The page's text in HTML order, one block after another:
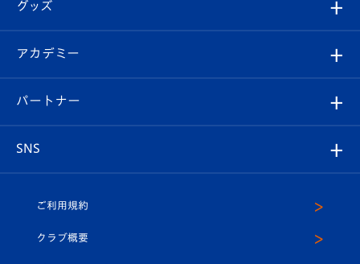
チケット
イベント
メディア
ホームタウン
スタッフプロフィール
マスコット紹介
Revive Team
ヴィヴィくんの長崎おもてなしガイド
フォトギャラリー
スタジアムグルメ
V-LOVERS（ファンクラブ）
プレイヤーズスイート
グッズ
オンラインショップ
店舗情報
アカデミー
育成からのお知らせ
U-18
パートナー
SNS
ヴィヴィくんインスタグラム
ご利用規約
クラブ概要